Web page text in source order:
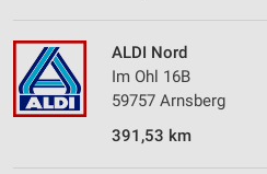
ALDI Nord
Im Ohl 16B
59757 Arnsberg
391,53 km